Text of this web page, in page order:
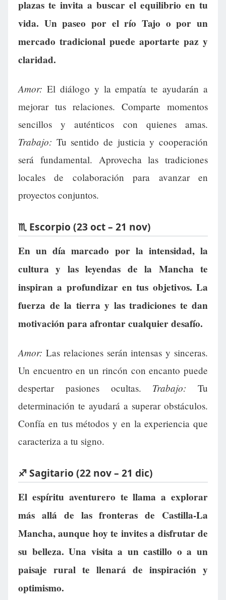
plazas te invita a buscar el equilibrio en tu
vida. Un paseo por el río Tajo o por un
mercado tradicional puede aportarte paz y
claridad.
Amor: El diálogo y la empatía te ayudarán a
mejorar tus relaciones. Comparte momentos
sencillos y auténticos con quienes amas.
Trabajo: Tu sentido de justicia y cooperación
será fundamental. Aprovecha las tradiciones
locales de colaboración para avanzar en
proyectos conjuntos.
♏ Escorpio (23 oct – 21 nov)
En un día marcado por la intensidad, la
cultura y las leyendas de la Mancha te
inspiran a profundizar en tus objetivos. La
fuerza de la tierra y las tradiciones te dan
motivación para afrontar cualquier desafío.
Amor: Las relaciones serán intensas y sinceras.
Un encuentro en un rincón con encanto puede
despertar pasiones ocultas. Trabajo: Tu
determinación te ayudará a superar obstáculos.
Confía en tus métodos y en la experiencia que
caracteriza a tu signo.
♐ Sagitario (22 nov – 21 dic)
El espíritu aventurero te llama a explorar
más allá de las fronteras de Castilla-La
Mancha, aunque hoy te invites a disfrutar de
su belleza. Una visita a un castillo o a un
paisaje rural te llenará de inspiración y
optimismo.